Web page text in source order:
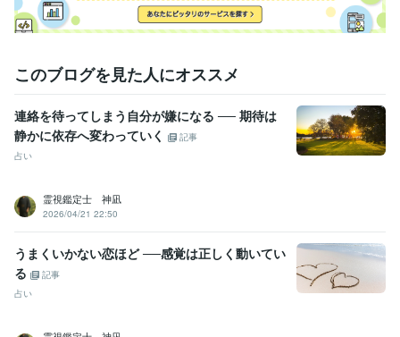
このブログを見た人にオススメ
連絡を待ってしまう自分が嫌になる ── 期待は
静かに依存へ変わっていく
記事
占い
霊視鑑定士 神凪
2026/04/21 22:50
うまくいかない恋ほど ──感覚は正しく動いてい
る
記事
占い